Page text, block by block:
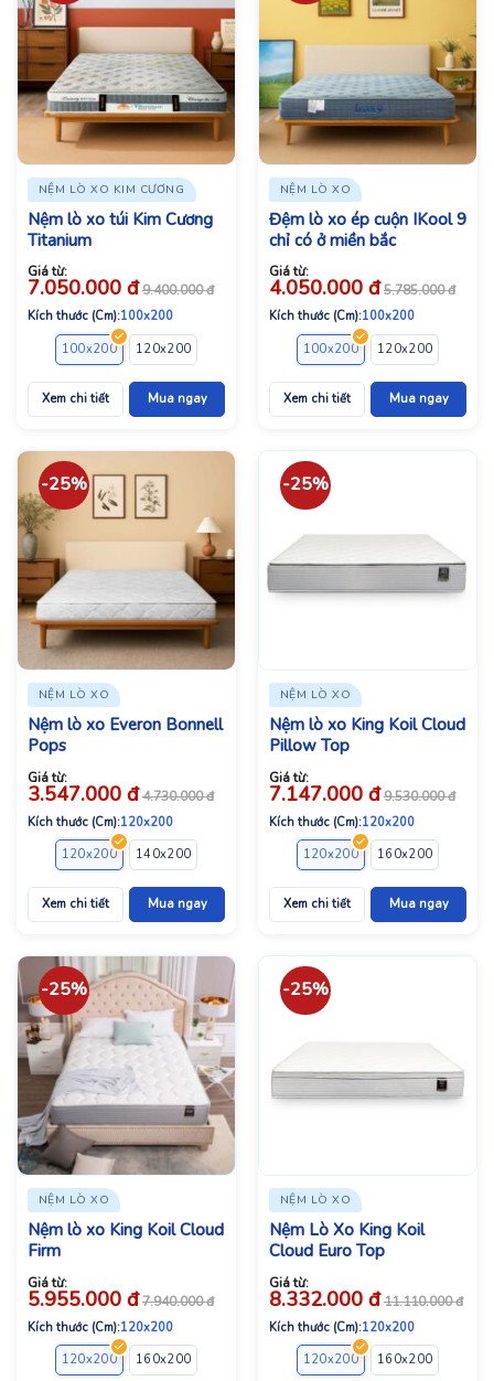
NỆM LÒ XO KIM CƯƠNG
Nệm lò xo túi Kim Cương
Titanium
Giá từ:
7.050.000 đ 9.400.000đ
Kích thước (Cm):100x200
100x200
120x200 160x200 180x200
Xem chi tiết Mua ngay
NỆM LÒ XO
Đệm lò xo ép cuộn IKool 9
chỉ có ở miền bắc
Giá từ:
4.050.000 đ 5.785.000đ
Kích thước (Cm):100x200
100x200
120x200
Xem chi tiết Mua ngay
-25%
NỆM LÒ XO
Nệm lò xo Everon Bonnell
Pops
Giá từ:
3.547.000 đ 4.730.000đ
Kích thước (Cm):120x200
120x200
140x200 180x200
Xem chi tiết Mua ngay
-25%
NỆM LÒ XO
Nệm lò xo King Koil Cloud
Pillow Top
Giá từ:
7.147.000 đ 9.530.000đ
Kích thước (Cm):120x200
120x200
160x200
Xem chi tiết Mua ngay
-25%
NỆM LÒ XO
Nệm lò xo King Koil Cloud
Firm
Giá từ:
5.955.000 đ 7.940.000đ
Kích thước (Cm):120x200
120x200
160x200 200x220
-25%
NỆM LÒ XO
Nệm Lò Xo King Koil
Cloud Euro Top
Giá từ:
8.332.000 đ 11.110.000đ
Kích thước (Cm):120x200
120x200
160x200